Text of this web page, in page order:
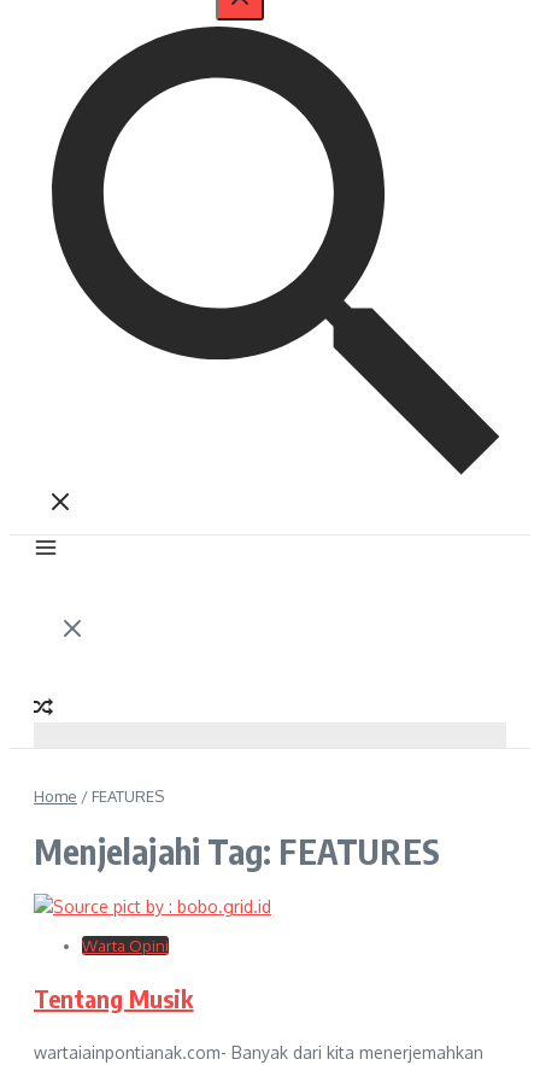
Home / FEATURES
Menjelajahi Tag: FEATURES
Warta Opini
Tentang Musik
wartaiainpontianak.com- Banyak dari kita menerjemahkan